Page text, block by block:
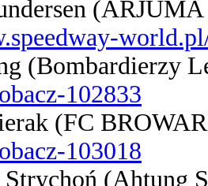
(Bombardierzy
102833
(FC
103018
Strychoń (Ahtung